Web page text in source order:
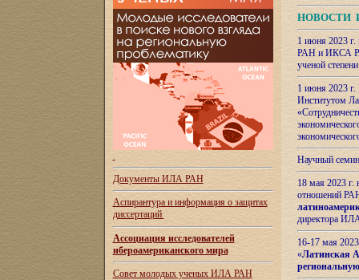
Документы ИЛА РАН
Аспирантура и информация о защитах
диссертаций
Ассоциация исследователей
ибероамериканского мира
Совет молодых ученых ИЛА РАН
НОВОСТИ
1 июня 2023
РАН и ИКСА
ученой
1 июня 2023
Институтом
Научный
18 мая 2023
отношений
директора
16-17 мая
«Латинская